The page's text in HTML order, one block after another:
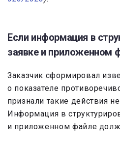
Если информация в
заявке и приложенном
Заказчик сформировал
о показателе
признали такие действия
Информация в
и приложенном файле